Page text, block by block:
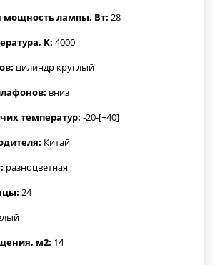
мощность лампы, Вт: 28
K: 4000
цилиндр круглый
вниз
температур: -20-[+40]
Китай
разноцветная
24
м2: 14